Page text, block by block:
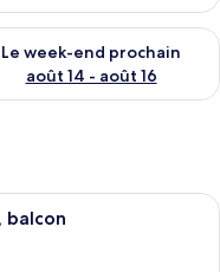
août 7 - août 9
Le week-end prochain
août 14 - août 16
la disponibilité pour
avec une table blanche
balcon